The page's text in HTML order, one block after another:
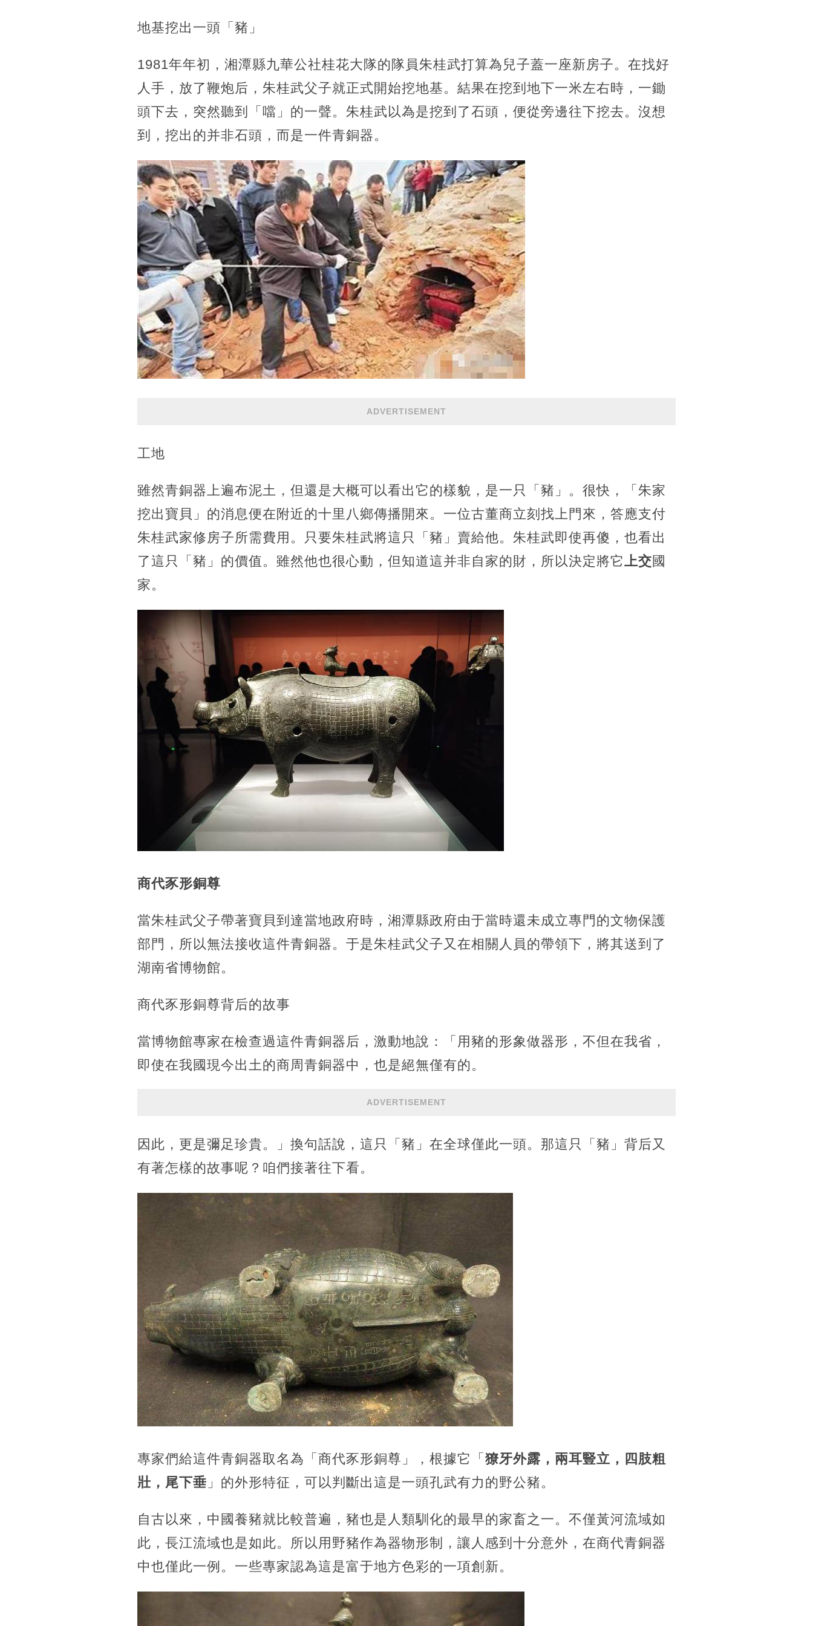
地基挖出一頭「豬」
1981年年初，湘潭縣九華公社桂花大隊的隊員朱桂武打算為兒子蓋一座新房子。在找好
人手，放了鞭炮后，朱桂武父子就正式開始挖地基。結果在挖到地下一米左右時，一鋤
頭下去，突然聽到「噹」的一聲。朱桂武以為是挖到了石頭，便從旁邊往下挖去。沒想
到，挖出的并非石頭，而是一件青銅器。
ADVERTISEMENT
工地
雖然青銅器上遍布泥土，但還是大概可以看出它的樣貌，是一只「豬」。很快，「朱家
挖出寶貝」的消息便在附近的十里八鄉傳播開來。一位古董商立刻找上門來，答應支付
朱桂武家修房子所需費用。只要朱桂武將這只「豬」賣給他。朱桂武即使再傻，也看出
了這只「豬」的價值。雖然他也很心動，但知道這并非自家的財，所以決定將它上交國
家。
商代豕形銅尊
當朱桂武父子帶著寶貝到達當地政府時，湘潭縣政府由于當時還未成立專門的文物保護
部門，所以無法接收這件青銅器。于是朱桂武父子又在相關人員的帶領下，將其送到了
湖南省博物館。
商代豕形銅尊背后的故事
當博物館專家在檢查過這件青銅器后，激動地說：「用豬的形象做器形，不但在我省，
即使在我國現今出土的商周青銅器中，也是絕無僅有的。
ADVERTISEMENT
因此，更是彌足珍貴。」換句話說，這只「豬」在全球僅此一頭。那這只「豬」背后又
有著怎樣的故事呢？咱們接著往下看。
專家們給這件青銅器取名為「商代豕形銅尊」，根據它「 獠牙外露，兩耳豎立，四肢粗
壯，尾下垂 」的外形特征，可以判斷出這是一頭孔武有力的野公豬。
自古以來，中國養豬就比較普遍，豬也是人類馴化的最早的家畜之一。不僅黃河流域如
此，長江流域也是如此。所以用野豬作為器物形制，讓人感到十分意外，在商代青銅器
中也僅此一例。一些專家認為這是富于地方色彩的一項創新。